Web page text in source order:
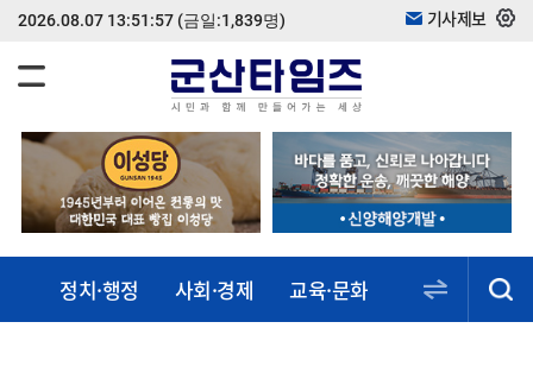
2026.08.07 13:51:57 (금일:1,839명) 기사제보
정치·행정 사회·경제 교육·문화 스포츠·건강